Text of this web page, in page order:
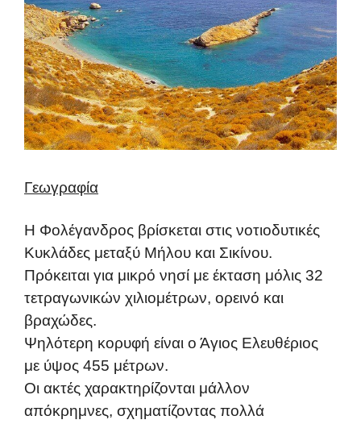
Γεωγραφία
Η Φολέγανδρος βρίσκεται στις νοτιοδυτικές
Κυκλάδες μεταξύ Μήλου και Σικίνου.
Πρόκειται για μικρό νησί με έκταση μόλις 32
τετραγωνικών χιλιομέτρων, ορεινό και
βραχώδες.
Ψηλότερη κορυφή είναι ο Άγιος Ελευθέριος
με ύψος 455 μέτρων.
Οι ακτές χαρακτηρίζονται μάλλον
απόκρημνες, σχηματίζοντας πολλά